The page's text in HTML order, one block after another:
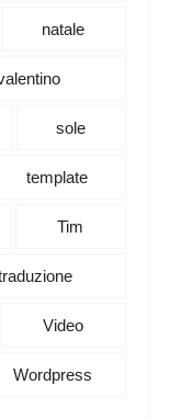
natale
sole
template
Tim
Video
Wordpress